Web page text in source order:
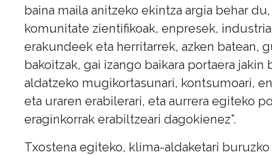
baina maila anitzeko ekintza argia behar
komunitate zientifikoak, enpresek,
erakundeek eta herritarrek, azken batean,
bakoitzak, gai izango baikara portaera jakin
aldatzeko mugikortasunari, kontsumoari,
eta uraren erabilerari, eta aurrera egiteko
eraginkorrak erabiltzeari dagokienez”.
Txostena egiteko, klima-aldaketari buruzko